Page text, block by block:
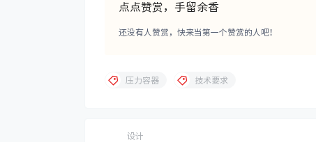
点点赞赏，手留余香
还没有人赞赏，快来当第一个赞赏的人吧！
压力容器 技术要求
设计